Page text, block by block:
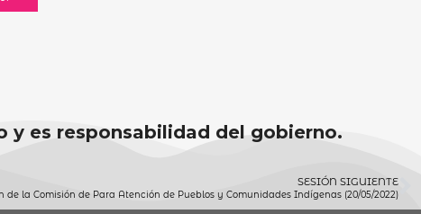
y es responsabilidad del gobierno.
SESIÓN SIGUIENTE
de la Comisión de Para Atención de Pueblos y Comunidades Indígenas (20/05/2022)